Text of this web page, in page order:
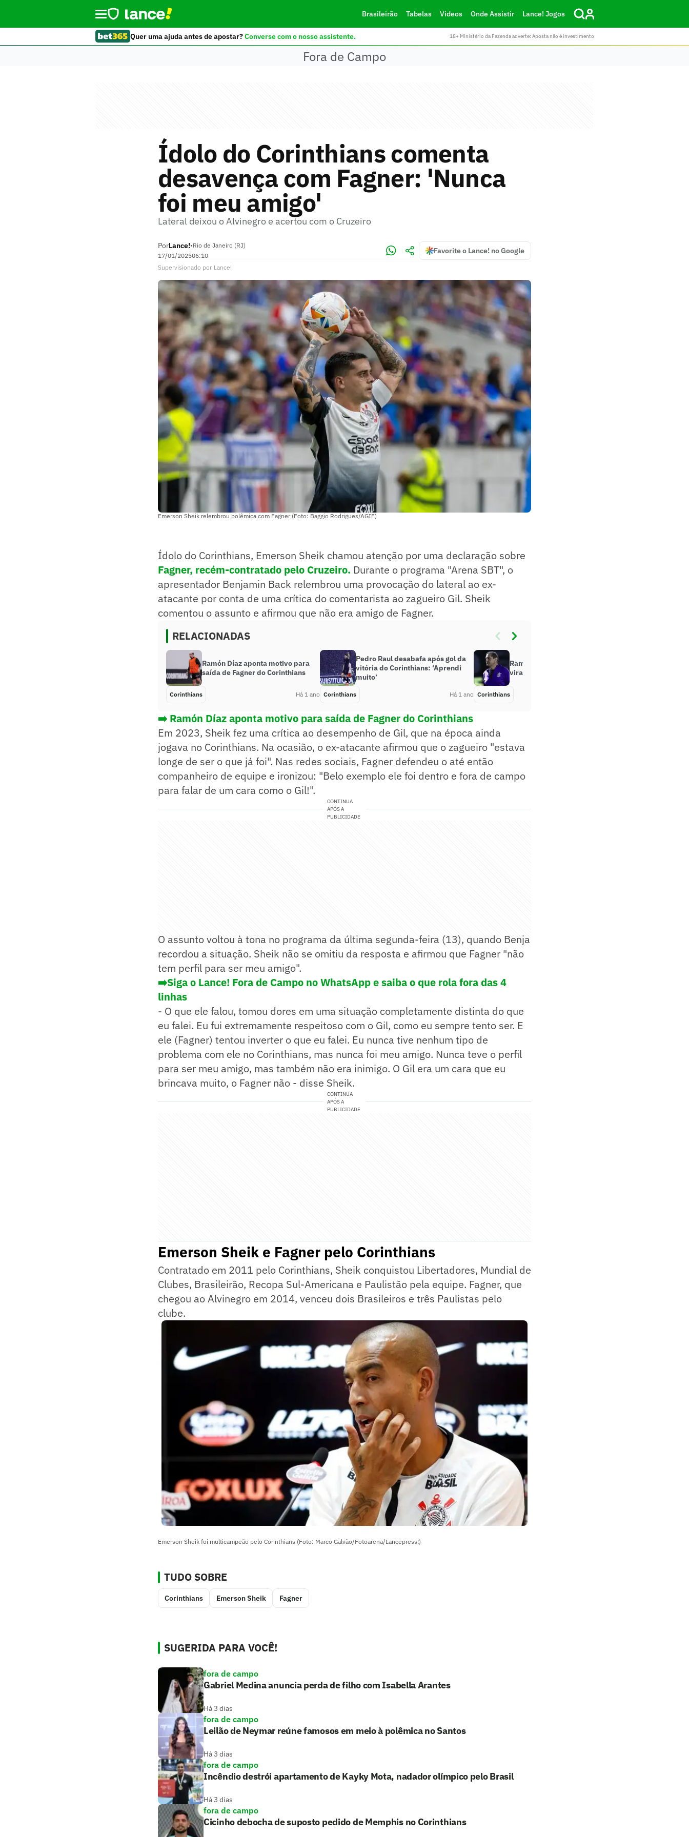
Brasileirão Tabelas Vídeos Onde Assistir Lance! Jogos
Quer uma ajuda antes de apostar?Converse com o nosso assistente. 18+ Ministério da Fazenda adverte: Aposta não é investimento
Fora de Campo
Ídolo do Corinthians comenta
desavença com Fagner: 'Nunca
foi meu amigo'
Lateral deixou o Alvinegro e acertou com o Cruzeiro
PorLance!•Rio de Janeiro (RJ)
17/01/202506:10
Favorite o Lance! no Google
Supervisionado por Lance!
Emerson Sheik relembrou polêmica com Fagner (Foto: Baggio Rodrigues/AGIF)
Ídolo do Corinthians, Emerson Sheik chamou atenção por uma declaração sobre
Fagner, recém-contratado pelo Cruzeiro. Durante o programa "Arena SBT", o
apresentador Benjamin Back relembrou uma provocação do lateral ao ex-
atacante por conta de uma crítica do comentarista ao zagueiro Gil. Sheik
comentou o assunto e afirmou que não era amigo de Fagner.
RELACIONADAS
Ramón Díaz aponta motivo para
saída de Fagner do Corinthians
Corinthians Há 1 ano
Pedro Raul desabafa após gol da
vitória do Corinthians: ‘Aprendi
muito’
Corinthians Há 1 ano
Ramón Díaz justifica decisão após
virada do Corinthians: ‘uma prova’
Corinthians
➡️ Ramón Díaz aponta motivo para saída de Fagner do Corinthians
Em 2023, Sheik fez uma crítica ao desempenho de Gil, que na época ainda
jogava no Corinthians. Na ocasião, o ex-atacante afirmou que o zagueiro "estava
longe de ser o que já foi". Nas redes sociais, Fagner defendeu o até então
companheiro de equipe e ironizou: "Belo exemplo ele foi dentro e fora de campo
para falar de um cara como o Gil!".
CONTINUA
APÓS A
PUBLICIDADE
O assunto voltou à tona no programa da última segunda-feira (13), quando Benja
recordou a situação. Sheik não se omitiu da resposta e afirmou que Fagner "não
tem perfil para ser meu amigo".
➡️Siga o Lance! Fora de Campo no WhatsApp e saiba o que rola fora das 4
linhas
- O que ele falou, tomou dores em uma situação completamente distinta do que
eu falei. Eu fui extremamente respeitoso com o Gil, como eu sempre tento ser. E
ele (Fagner) tentou inverter o que eu falei. Eu nunca tive nenhum tipo de
problema com ele no Corinthians, mas nunca foi meu amigo. Nunca teve o perfil
para ser meu amigo, mas também não era inimigo. O Gil era um cara que eu
brincava muito, o Fagner não - disse Sheik.
CONTINUA
APÓS A
PUBLICIDADE
Emerson Sheik e Fagner pelo Corinthians
Contratado em 2011 pelo Corinthians, Sheik conquistou Libertadores, Mundial de
Clubes, Brasileirão, Recopa Sul-Americana e Paulistão pela equipe. Fagner, que
chegou ao Alvinegro em 2014, venceu dois Brasileiros e três Paulistas pelo
clube.
Emerson Sheik foi multicampeão pelo Corinthians (Foto: Marco Galvão/Fotoarena/Lancepress!)
TUDO SOBRE
Corinthians Emerson Sheik Fagner
SUGERIDA PARA VOCÊ!
fora de campo
Gabriel Medina anuncia perda de filho com Isabella Arantes
Há 3 dias
fora de campo
Leilão de Neymar reúne famosos em meio à polêmica no Santos
Há 3 dias
fora de campo
Incêndio destrói apartamento de Kayky Mota, nadador olímpico pelo Brasil
Há 3 dias
fora de campo
Cicinho debocha de suposto pedido de Memphis no Corinthians